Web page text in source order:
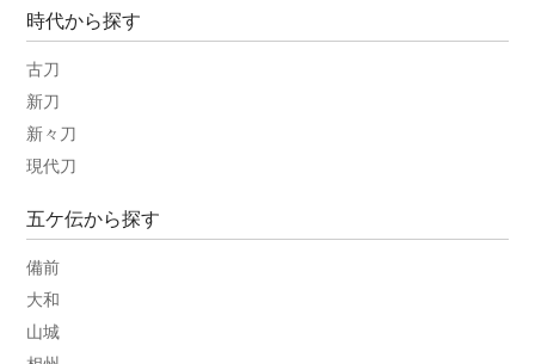
時代から探す
古刀
新刀
新々刀
現代刀
五ケ伝から探す
備前
大和
山城